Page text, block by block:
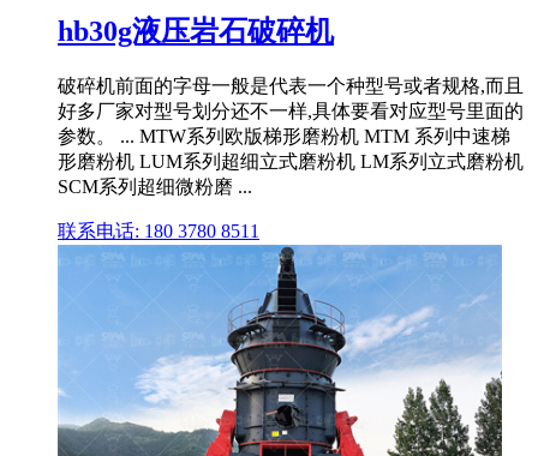
hb30g液压岩石破碎机
破碎机前面的字母一般是代表一个种型号或者规格,而且
好多厂家对型号划分还不一样,具体要看对应型号里面的
参数。 ... MTW系列欧版梯形磨粉机 MTM 系列中速梯
形磨粉机 LUM系列超细立式磨粉机 LM系列立式磨粉机
SCM系列超细微粉磨 ...
联系电话: 180 3780 8511